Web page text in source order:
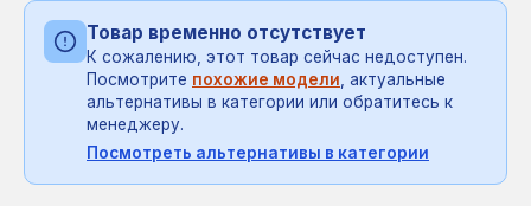
Товар временно отсутствует
К сожалению, этот товар сейчас недоступен.
Посмотрите похожие модели , актуальные
альтернативы в категории или обратитесь к
менеджеру.
Посмотреть альтернативы в категории